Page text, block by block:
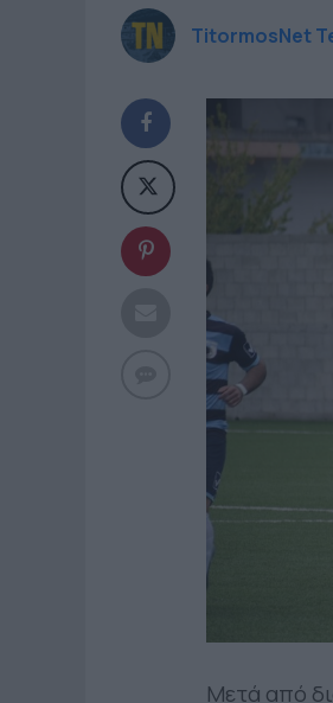
TitormosNet
Μετά από